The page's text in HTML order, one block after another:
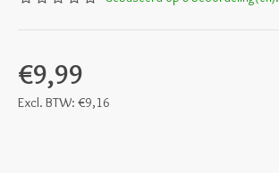
€9,99
Excl. BTW: €9,16